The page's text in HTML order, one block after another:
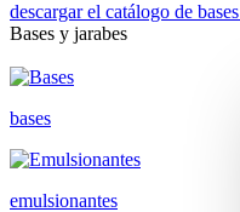
descargar el catálogo de bases
Bases y jarabes
bases
emulsionantes